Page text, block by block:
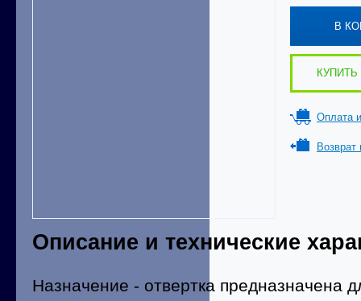
В
КУПИТЬ
Оплата
Возврат
Описание и технические
Назначение - отвертка предназначена